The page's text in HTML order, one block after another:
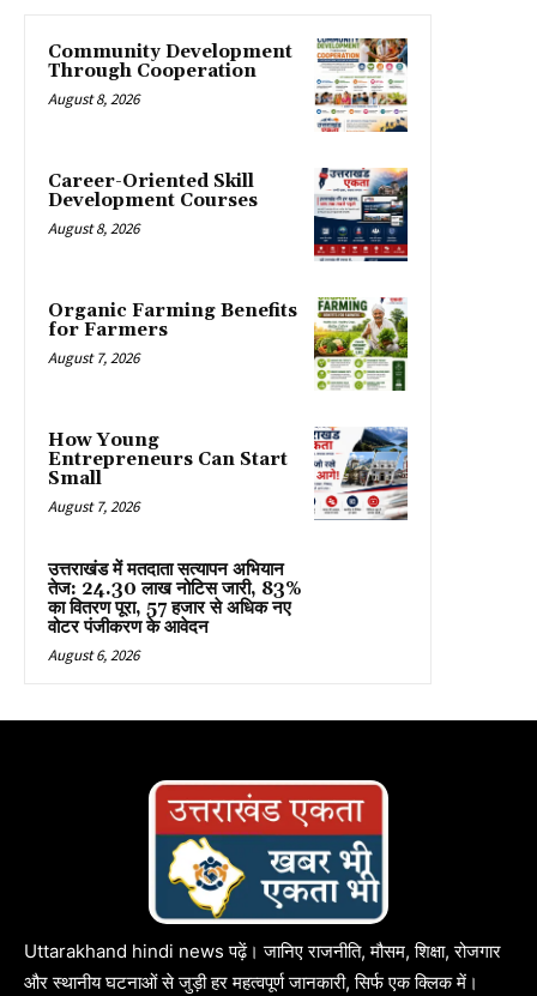
Community Development
Through Cooperation
August 8, 2026
Career-Oriented Skill
Development Courses
August 8, 2026
Organic Farming Benefits
for Farmers
August 7, 2026
How Young
Entrepreneurs Can Start
Small
August 7, 2026
उत्तराखंड में मतदाता सत्यापन अभियान
तेज: 24.30 लाख नोटिस जारी, 83%
का वितरण पूरा, 57 हजार से अधिक नए
वोटर पंजीकरण के आवेदन
August 6, 2026
Uttarakhand hindi news पढ़ें। जानिए राजनीति, मौसम, शिक्षा, रोजगार
और स्थानीय घटनाओं से जुड़ी हर महत्वपूर्ण जानकारी, सिर्फ एक क्लिक में।